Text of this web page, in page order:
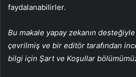
faydalanabilirler.
Bu makale yapay zekanın
çevrilmiş ve bir editör tarafından
bilgi için Şart ve Koşullar